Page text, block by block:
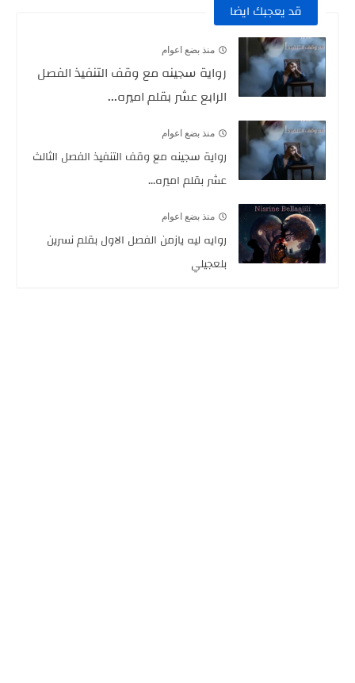
قد يعجبك ايضا
منذ بضع اعوام
رواية سجينه مع وقف التنفيذ الفصل
الرابع عشر بقلم اميره...
منذ بضع اعوام
رواية سجينه مع وقف التنفيذ الفصل الثالث
عشر بقلم اميره...
منذ بضع اعوام
روايه ليه يازمن الفصل الاول بقلم نسرين
بلعجيلي